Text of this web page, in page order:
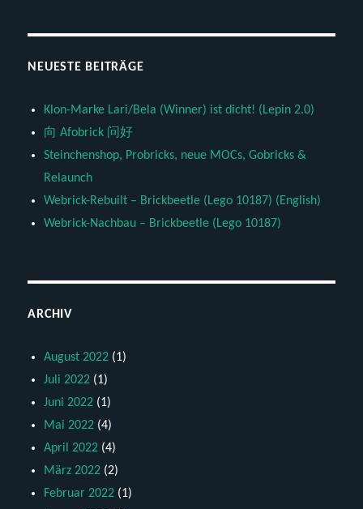
NEUESTE BEITRÄGE
Klon-Marke Lari/Bela (Winner) ist dicht! (Lepin 2.0)
向 Afobrick 问好
Steinchenshop, Probricks, neue MOCs, Gobricks &
Relaunch
Webrick-Rebuilt – Brickbeetle (Lego 10187) (English)
Webrick-Nachbau – Brickbeetle (Lego 10187)
ARCHIV
August 2022 (1)
Juli 2022 (1)
Juni 2022 (1)
Mai 2022 (4)
April 2022 (4)
März 2022 (2)
Februar 2022 (1)